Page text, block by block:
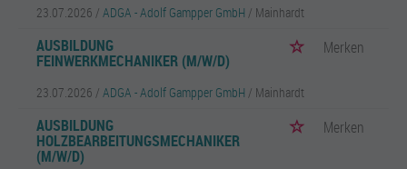
23.07.2026 / ADGA - Adolf Gampper GmbH / Mainhardt
AUSBILDUNG
FEINWERKMECHANIKER (M/W/D)
Merken
23.07.2026 / ADGA - Adolf Gampper GmbH / Mainhardt
AUSBILDUNG
HOLZBEARBEITUNGSMECHANIKER
(M/W/D)
Merken